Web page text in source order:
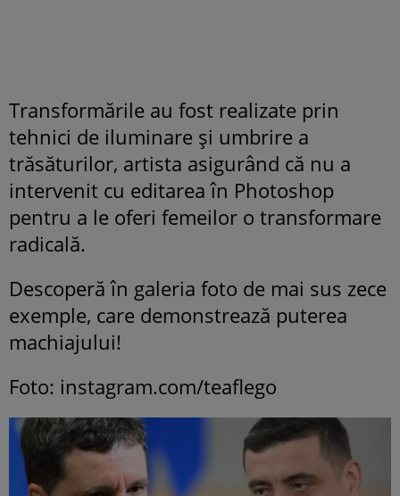
Transformările au fost realizate prin
tehnici de iluminare și umbrire a
trăsăturilor, artista asigurând că nu a
intervenit cu editarea în Photoshop
pentru a le oferi femeilor o transformare
radicală.
Descoperă în galeria foto de mai sus zece
exemple, care demonstrează puterea
machiajului!
Foto: instagram.com/teaflego